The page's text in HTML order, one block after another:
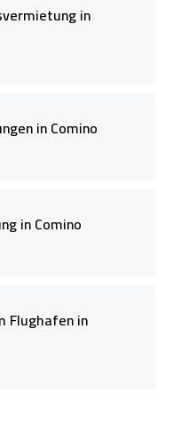
in
in Comino
in Comino
Flughafen in